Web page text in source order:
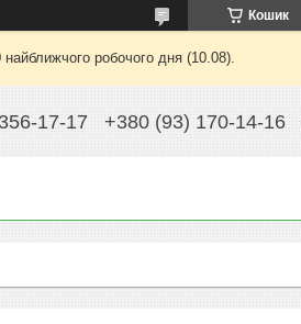
Кошик
робочого дня (10.08).
17-17 +380 (93) 170-14-16